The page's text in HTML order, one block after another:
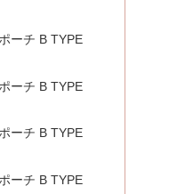
ーチ B TYPE
ーチ B TYPE
ーチ B TYPE
ーチ B TYPE